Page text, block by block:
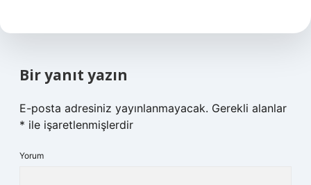
Bir yanıt yazın
E-posta adresiniz yayınlanmayacak. Gerekli alanlar
* ile işaretlenmişlerdir
Yorum